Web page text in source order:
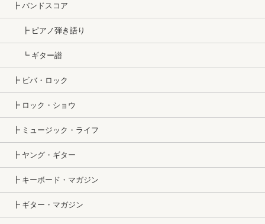
┣ バンドスコア
┣ ピアノ弾き語り
┗ ギター譜
┣ ビバ・ロック
┣ ロック・ショウ
┣ ミュージック・ライフ
┣ ヤング・ギター
┣ キーボード・マガジン
┣ ギター・マガジン